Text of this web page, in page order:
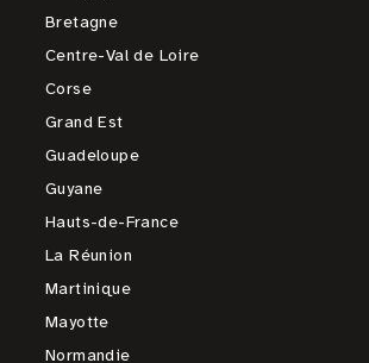
Bretagne
Centre-Val de Loire
Corse
Grand Est
Guadeloupe
Guyane
Hauts-de-France
La Réunion
Martinique
Mayotte
Normandie